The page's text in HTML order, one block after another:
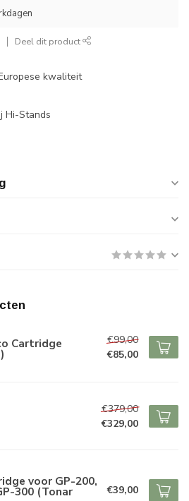
Deel dit product
kwaliteit
Hi-Stands
Cartridge
€99,00
€85,00
€379,00
€329,00
voor GP-200,
300 (Tonar €39,00